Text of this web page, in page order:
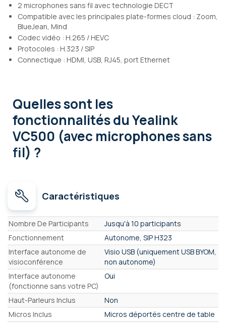
2 microphones sans fil avec technologie DECT
Compatible avec les principales plate-formes cloud : Zoom,
BlueJean, Mind
Codec vidéo : H.265 / HEVC
Protocoles : H.323 / SIP
Connectique : HDMI, USB, RJ45, port Ethernet
Quelles sont les
fonctionnalitésdu Yealink
VC500 (avec microphones sans
fil) ?
Caractéristiques
Caractéristiques
Nombre De Participants
Jusqu'à 10 participants
Fonctionnement
Autonome, SIP H323
Interface autonome de
visioconférence
Visio USB (uniquement USB BYOM,
non autonome)
Interface autonome
(fonctionne sans votre PC)
Oui
Haut-Parleurs Inclus
Non
Micros Inclus
Micros déportés centre de table